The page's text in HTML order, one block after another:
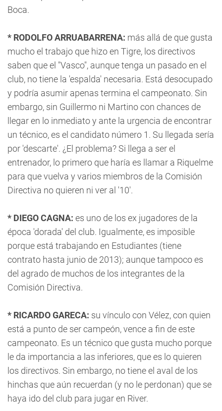
Boca.
* RODOLFO ARRUABARRENA: más allá de que gusta
mucho el trabajo que hizo en Tigre, los directivos
saben que el "Vasco", aunque tenga un pasado en el
club, no tiene la 'espalda' necesaria. Está desocupado
y podría asumir apenas termina el campeonato. Sin
embargo, sin Guillermo ni Martino con chances de
llegar en lo inmediato y ante la urgencia de encontrar
un técnico, es el candidato número 1. Su llegada sería
por 'descarte'. ¿El problema? Si llega a ser el
entrenador, lo primero que haría es llamar a Riquelme
para que vuelva y varios miembros de la Comisión
Directiva no quieren ni ver al '10'.
* DIEGO CAGNA: es uno de los ex jugadores de la
época 'dorada' del club. Igualmente, es imposible
porque está trabajando en Estudiantes (tiene
contrato hasta junio de 2013); aunque tampoco es
del agrado de muchos de los integrantes de la
Comisión Directiva.
* RICARDO GARECA: su vínculo con Vélez, con quien
está a punto de ser campeón, vence a fin de este
campeonato. Es un técnico que gusta mucho porque
le da importancia a las inferiores, que es lo quieren
los directivos. Sin embargo, no tiene el aval de los
hinchas que aún recuerdan (y no le perdonan) que se
haya ido del club para jugar en River.